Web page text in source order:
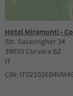
Hotel Miramonti -
Str. Sassongher 34
39033 Corvara BZ
IT
CIN: